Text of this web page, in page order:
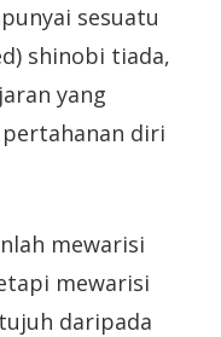
sesuatu
shinobi tiada,
yang
diri
mewarisi
mewarisi
daripada